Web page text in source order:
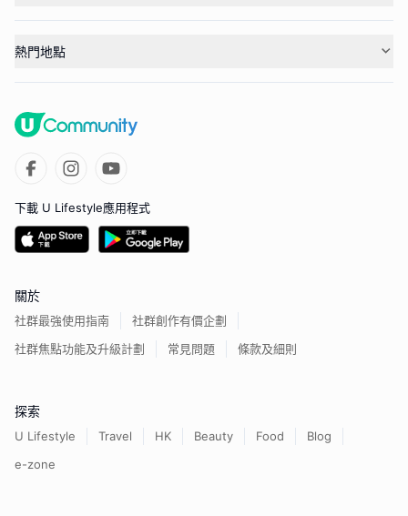
熱門地點
下載 U Lifestyle應用程式
關於
社群最強使用指南
社群創作有價企劃
社群焦點功能及升級計劃
常見問題 條款及細則
探索
U Lifestyle Travel HK Beauty Food
Blog
e-zone